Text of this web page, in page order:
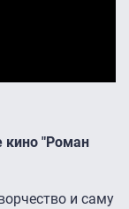
кино "Роман
и саму